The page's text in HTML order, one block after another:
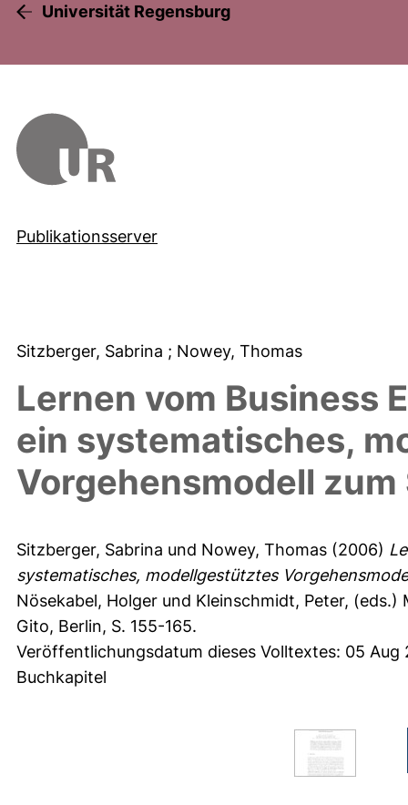
Universität Regensburg
Publikationsserver
Sitzberger, Sabrina ; Nowey, Thomas
Lernen vom Business
ein systematisches,
Vorgehensmodell
Sitzberger, Sabrina und Nowey, Thomas (2006)
systematisches, modellgestütztes
Nösekabel, Holger und Kleinschmidt, Peter, (eds.)
Gito, Berlin, S. 155-165.
Veröffentlichungsdatum dieses Volltextes: 05 Aug
Buchkapitel